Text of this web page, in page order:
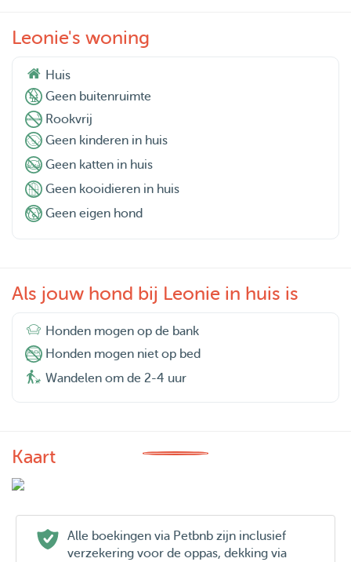
Leonie's woning
Huis
Geen buitenruimte
Rookvrij
Geen kinderen in huis
Geen katten in huis
Geen kooidieren in huis
Geen eigen hond
Als jouw hond bij Leonie in huis is
Honden mogen op de bank
Honden mogen niet op bed
Wandelen om de 2-4 uur
Kaart
Alle boekingen via Petbnb zijn inclusief
verzekering voor de oppas, dekking via